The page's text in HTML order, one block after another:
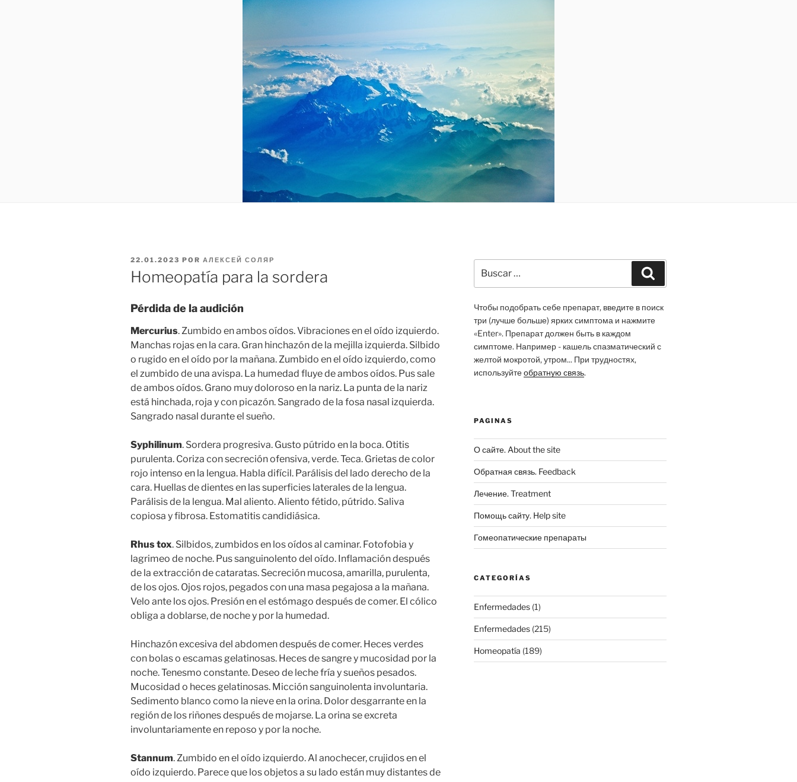
PUBLICADO
EL
22.01.2023 POR АЛЕКСЕЙ СОЛЯР
Homeopatía para la sordera
Pérdida de la audición
Mercurius. Zumbido en ambos oídos. Vibraciones en el oído izquierdo.
Manchas rojas en la cara. Gran hinchazón de la mejilla izquierda. Silbido
o rugido en el oído por la mañana. Zumbido en el oído izquierdo, como
el zumbido de una avispa. La humedad fluye de ambos oídos. Pus sale
de ambos oídos. Grano muy doloroso en la nariz. La punta de la nariz
está hinchada, roja y con picazón. Sangrado de la fosa nasal izquierda.
Sangrado nasal durante el sueño.
Syphilinum. Sordera progresiva. Gusto pútrido en la boca. Otitis
purulenta. Coriza con secreción ofensiva, verde. Teca. Grietas de color
rojo intenso en la lengua. Habla difícil. Parálisis del lado derecho de la
cara. Huellas de dientes en las superficies laterales de la lengua.
Parálisis de la lengua. Mal aliento. Aliento fétido, pútrido. Saliva
copiosa y fibrosa. Estomatitis candidiásica.
Rhus tox. Silbidos, zumbidos en los oídos al caminar. Fotofobia y
lagrimeo de noche. Pus sanguinolento del oído. Inflamación después
de la extracción de cataratas. Secreción mucosa, amarilla, purulenta,
de los ojos. Ojos rojos, pegados con una masa pegajosa a la mañana.
Velo ante los ojos. Presión en el estómago después de comer. El cólico
obliga a doblarse, de noche y por la humedad.
Hinchazón excesiva del abdomen después de comer. Heces verdes
con bolas o escamas gelatinosas. Heces de sangre y mucosidad por la
noche. Tenesmo constante. Deseo de leche fría y sueños pesados.
Mucosidad o heces gelatinosas. Micción sanguinolenta involuntaria.
Sedimento blanco como la nieve en la orina. Dolor desgarrante en la
región de los riñones después de mojarse. La orina se excreta
involuntariamente en reposo y por la noche.
Stannum. Zumbido en el oído izquierdo. Al anochecer, crujidos en el
oído izquierdo. Parece que los objetos a su lado están muy distantes de
por:
Чтобы подобрать себе препарат, введите в поиск
три (лучше больше) ярких симптома и нажмите
«Enter». Препарат должен быть в каждом
симптоме. Например - кашель спазматический с
желтой мокротой, утром... При трудностях,
используйтеобратную связь.
PAGINAS
О сайте. About the site
Обратная связь. Feedback
Лечение. Treatment
Помощь сайту. Help site
Гомеопатические препараты
CATEGORÍAS
Enfermedades(1)
Enfermedades(215)
Homeopatía (189)